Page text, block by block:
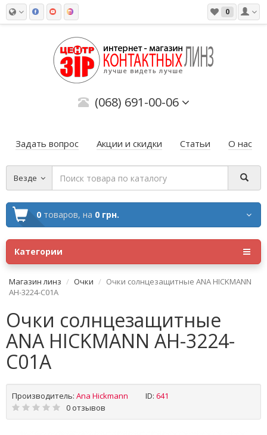
0
(068) 691-00-06
Задать вопрос Акции и скидки Статьи О нас
Везде
0 товаров, на 0 грн.
Категории
Магазин линз Очки
Очки солнцезащитные ANA HICKMANN
AH-3224-C01A
Очки солнцезащитные
ANA HICKMANN AH-3224-
C01A
Производитель: Ana Hickmann ID: 641
0 отзывов